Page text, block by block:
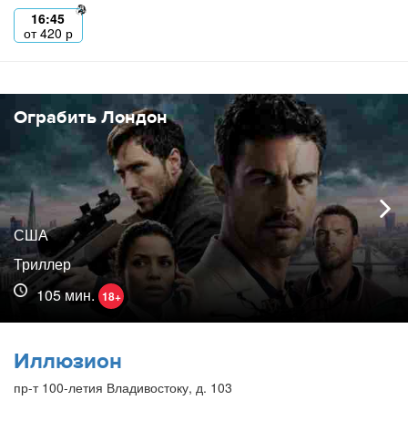
16:45
от420 р
Ограбить Лондон
США
Триллер
105 мин. 18+
Иллюзион
пр-т 100-летия Владивостоку, д. 103